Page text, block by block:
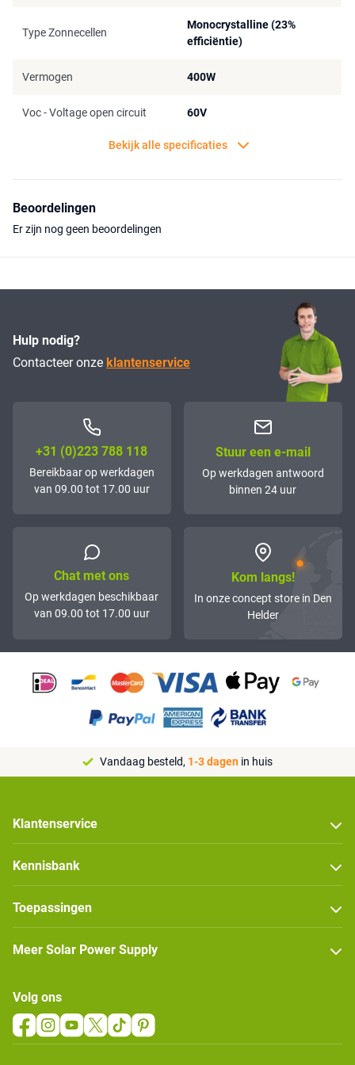
Type Zonnecellen
Monocrystalline (23%
efficiëntie)
Vermogen 400W
Voc - Voltage open circuit 60V
Bekijk alle specificaties
Beoordelingen
Er zijn nog geen beoordelingen
Hulp nodig?
Contacteer onze klantenservice
+31 (0)223 788 118
Bereikbaar op werkdagen
van 09.00 tot 17.00 uur
Stuur een e-mail
Op werkdagen antwoord
binnen 24 uur
Chat met ons
Op werkdagen beschikbaar
van 09.00 tot 17.00 uur
Kom langs!
In onze concept store in Den
Helder
Vandaag besteld, 1-3 dagen in huis
Klantenservice
Kennisbank
Toepassingen
Meer Solar Power Supply
Volg ons